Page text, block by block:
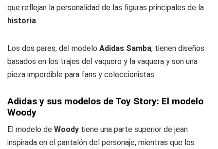
que reflejan la personalidad de las figuras principales de la
historia.
Los dos pares, del modelo Adidas Samba, tienen diseños
basados en los trajes del vaquero y la vaquera y son una
pieza imperdible para fans y coleccionistas.
Adidas y sus modelos de Toy Story: El modelo
Woody
El modelo de Woody tiene una parte superior de jean
inspirada en el pantalón del personaje, mientras que los